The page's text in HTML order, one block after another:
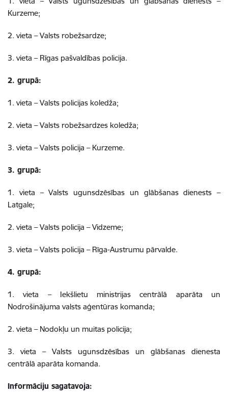
Kurzeme;
2. vieta – Valsts robežsardze;
3. vieta – Rīgas pašvaldības policija.
2. grupā:
1. vieta – Valsts policijas koledža;
2. vieta – Valsts robežsardzes koledža;
3. vieta – Valsts policija – Kurzeme.
3. grupā:
1. vieta – Valsts ugunsdzēsības un glābšanas dienests –
Latgale;
2. vieta – Valsts policija – Vidzeme;
3. vieta – Valsts policija – Rīga-Austrumu pārvalde.
4. grupā:
1. vieta – Iekšlietu ministrijas centrālā aparāta un
Nodrošinājuma valsts aģentūras komanda;
2. vieta – Nodokļu un muitas policija;
3. vieta – Valsts ugunsdzēsības un glābšanas dienesta
centrālā aparāta komanda.
Informāciju sagatavoja: